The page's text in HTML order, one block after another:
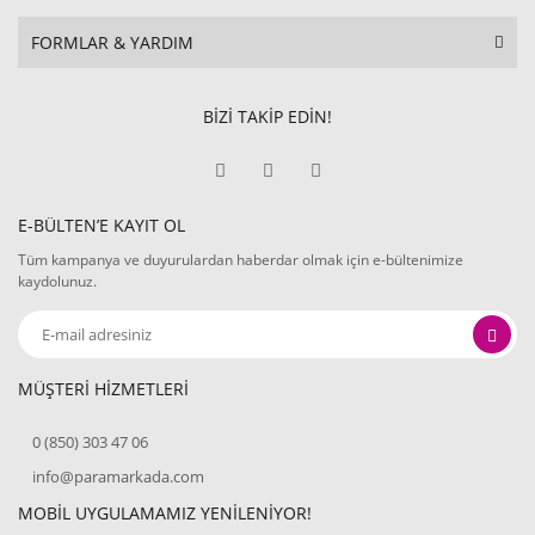
FORMLAR & YARDIM
BİZİ TAKİP EDİN!
E-BÜLTEN’E KAYIT OL
Tüm kampanya ve duyurulardan haberdar olmak için e-bültenimize
kaydolunuz.
MÜŞTERİ HİZMETLERİ
0 (850) 303 47 06
info@paramarkada.com
MOBİL UYGULAMAMIZ YENİLENİYOR!